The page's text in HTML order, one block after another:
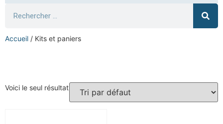
Accueil / Kits et paniers
Voici le seul résultat